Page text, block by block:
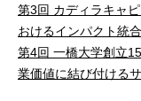
第3回 カディラキャ
おけるインパクト統
第4回 一橋大学創立
業価値に結び付ける